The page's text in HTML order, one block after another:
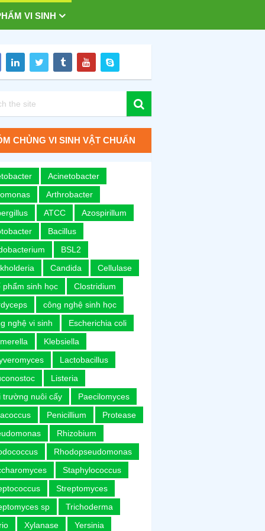
VI SINH
CHỦNG VI SINH VẬT CHUẨN
Acinetobacter
Arthrobacter
ATCC
Azospirillum
Bacillus
BSL2
Candida
Cellulase
phẩm sinh học
Clostridium
công nghệ sinh học
nghệ vi sinh
Escherichia coli
Klebsiella
Lactobacillus
Listeria
trường nuôi cấy
Paecilomyces
Penicillium
Protease
Rhizobium
Rhodopseudomonas
Staphylococcus
Streptomyces
sp
Trichoderma
Xylanase
Yersinia